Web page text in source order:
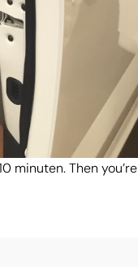
minuten. Then you’re